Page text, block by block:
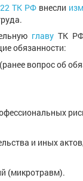
ТК РФ внесли
главу ТК
обязанности:
вопрос об
и иных
(микротравм).